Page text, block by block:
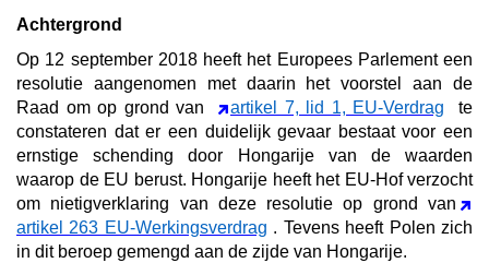
Achtergrond
Op 12 september 2018 heeft het Europees Parlement een
resolutie aangenomen met daarin het voorstel aan de
Raad om op grond van
artikel 7, lid 1, EU-Verdrag
te
constateren dat er een duidelijk gevaar bestaat voor een
ernstige schending door Hongarije van de waarden
waarop de EU berust. Hongarije heeft het EU-Hof verzocht
om nietigverklaring van deze resolutie op grond van
artikel 263 EU-Werkingsverdrag . Tevens heeft Polen zich
in dit beroep gemengd aan de zijde van Hongarije.